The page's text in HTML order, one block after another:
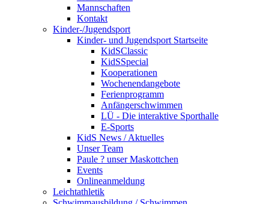
Mannschaften
Kontakt
Kinder-/Jugendsport
Kinder- und Jugendsport Startseite
KidSClassic
KidSSpecial
Kooperationen
Wochenendangebote
Ferienprogramm
Anfängerschwimmen
LÜ - Die interaktive Sporthalle
E-Sports
KidS News / Aktuelles
Unser Team
Paule ? unser Maskottchen
Events
Onlineanmeldung
Leichtathletik